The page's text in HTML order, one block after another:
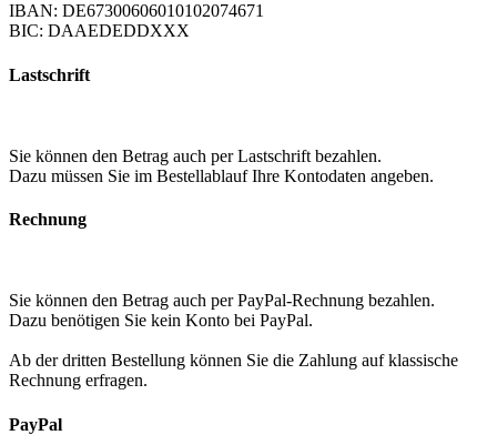
IBAN: DE67300606010102074671
BIC: DAAEDEDDXXX
Lastschrift
Sie können den Betrag auch per Lastschrift bezahlen.
Dazu müssen Sie im Bestellablauf Ihre Kontodaten angeben.
Rechnung
Sie können den Betrag auch per PayPal-Rechnung bezahlen.
Dazu benötigen Sie kein Konto bei PayPal.
Ab der dritten Bestellung können Sie die Zahlung auf klassische
Rechnung erfragen.
PayPal